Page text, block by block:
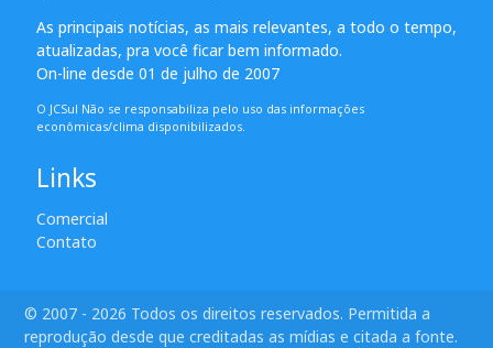
As principais notícias, as mais relevantes, a todo o tempo,
atualizadas, pra você ficar bem informado.
On-line desde 01 de julho de 2007
O JCSul Não se responsabiliza pelo uso das informações
econômicas/clima disponibilizados.
Links
Comercial
Contato
© 2007 - 2026 Todos os direitos reservados. Permitida a
reprodução desde que creditadas as mídias e citada a fonte.